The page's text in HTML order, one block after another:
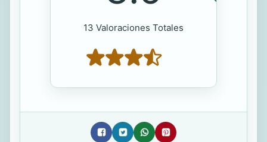
13 Valoraciones Totales